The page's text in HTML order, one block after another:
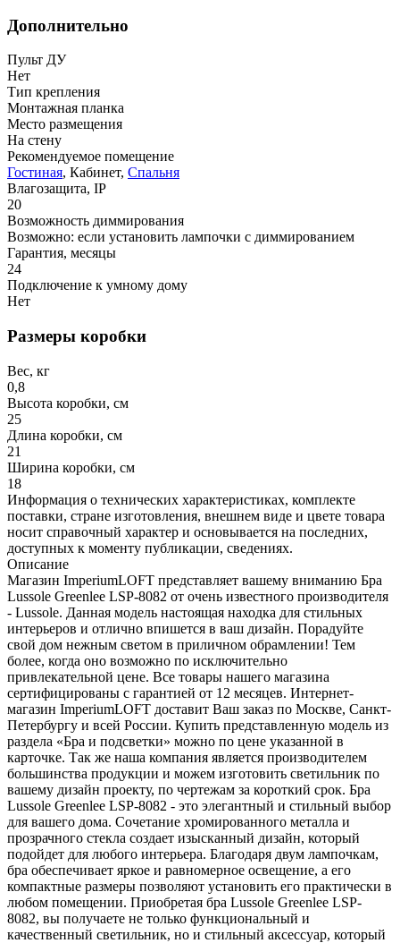
Дополнительно
Пульт ДУ
Нет
Тип крепления
Монтажная планка
Место размещения
На стену
Рекомендуемое помещение
Гостиная, Кабинет, Спальня
Влагозащита, IP
20
Возможность диммирования
Возможно: если установить лампочки с диммированием
Гарантия, месяцы
24
Подключение к умному дому
Нет
Размеры коробки
Вес, кг
0,8
Высота коробки, см
25
Длина коробки, см
21
Ширина коробки, см
18
Информация о технических характеристиках, комплекте
поставки, стране изготовления, внешнем виде и цвете товара
носит справочный характер и основывается на последних,
доступных к моменту публикации, сведениях.
Описание
Магазин ImperiumLOFT представляет вашему вниманию Бра
Lussole Greenlee LSP-8082 от очень известного производителя
- Lussole. Данная модель настоящая находка для стильных
интерьеров и отлично впишется в ваш дизайн. Порадуйте
свой дом нежным светом в приличном обрамлении! Тем
более, когда оно возможно по исключительно
привлекательной цене. Все товары нашего магазина
сертифицированы с гарантией от 12 месяцев. Интернет-
магазин ImperiumLOFT доставит Ваш заказ по Москве, Санкт-
Петербургу и всей России. Купить представленную модель из
раздела «Бра и подсветки» можно по цене указанной в
карточке. Так же наша компания является производителем
большинства продукции и можем изготовить светильник по
вашему дизайн проекту, по чертежам за короткий срок. Бра
Lussole Greenlee LSP-8082 - это элегантный и стильный выбор
для вашего дома. Сочетание хромированного металла и
прозрачного стекла создает изысканный дизайн, который
подойдет для любого интерьера. Благодаря двум лампочкам,
бра обеспечивает яркое и равномерное освещение, а его
компактные размеры позволяют установить его практически в
любом помещении. Приобретая бра Lussole Greenlee LSP-
8082, вы получаете не только функциональный и
качественный светильник, но и стильный аксессуар, который